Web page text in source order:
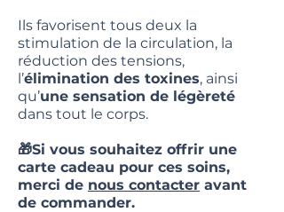
Ils favorisent tous deux la
stimulation de la circulation, la
réduction des tensions,
l’élimination des toxines, ainsi
qu’une sensation de légèreté
dans tout le corps.
🎁Si vous souhaitez offrir une
carte cadeau pour ces soins,
merci de nous contacter avant
de commander.